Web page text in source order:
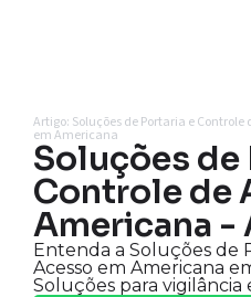
Artigo: Soluções de Portaria e
em Americana
Soluções de
Controle de
Americana -
Entenda a Soluções de
Acesso em Americana
Soluções para vigilância